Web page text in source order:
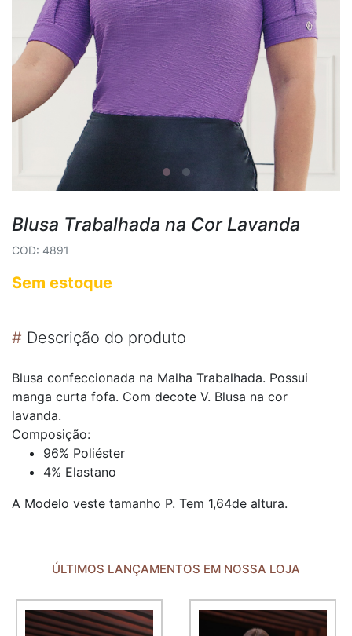
Blusa Trabalhada na Cor Lavanda
COD: 4891
Sem estoque
# Descrição do produto
Blusa confeccionada na Malha Trabalhada. Possui
manga curta fofa. Com decote V. Blusa na cor
lavanda.
Composição:
96% Poliéster
4% Elastano
A Modelo veste tamanho P. Tem 1,64de altura.
ÚLTIMOS LANÇAMENTOS EM NOSSA LOJA